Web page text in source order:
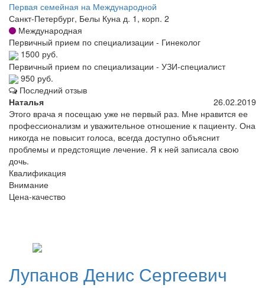
Первая семейная на Международной
Санкт-Петербург, Белы Куна д. 1, корп. 2
Международная
Первичный прием по специализации - Гинеколог
1500 руб.
Первичный прием по специализации - УЗИ-специалист
950 руб.
Последний отзыв
Наталья
26.02.2019
Этого врача я посещаю уже не первый раз. Мне нравится ее
профессионализм и уважительное отношение к пациенту. Она
никогда не повысит голоса, всегда доступно объяснит
проблемы и предстоящие лечение. Я к ней записала свою
дочь.
Квалификация
Внимание
Цена-качество
Лупанов Денис Сергеевич